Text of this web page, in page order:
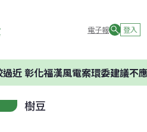
電子報 登入
化福漢風電案環委建議不應開發
樹豆